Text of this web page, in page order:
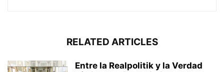
RELATED ARTICLES
Entre la Realpolitik y la Verdad